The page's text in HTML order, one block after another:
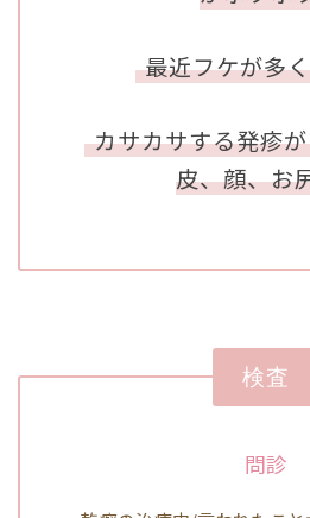
最近フケが多
カサカサする発疹
皮、顔、お
検査
問診